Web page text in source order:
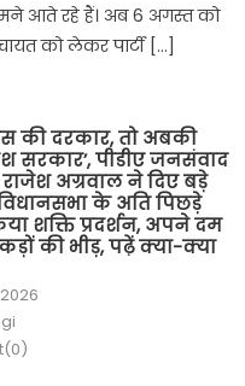
आते रहे हैं। अब 6 अगस्त को
को लेकर पार्टी […]
की दरकार, तो अबकी
सरकार’, पीडीए जनसंवाद
अग्रवाल ने दिए बड़े
के अति पिछड़े
शक्ति प्रदर्शन, अपने दम
की भीड़, पढ़ें क्या-क्या